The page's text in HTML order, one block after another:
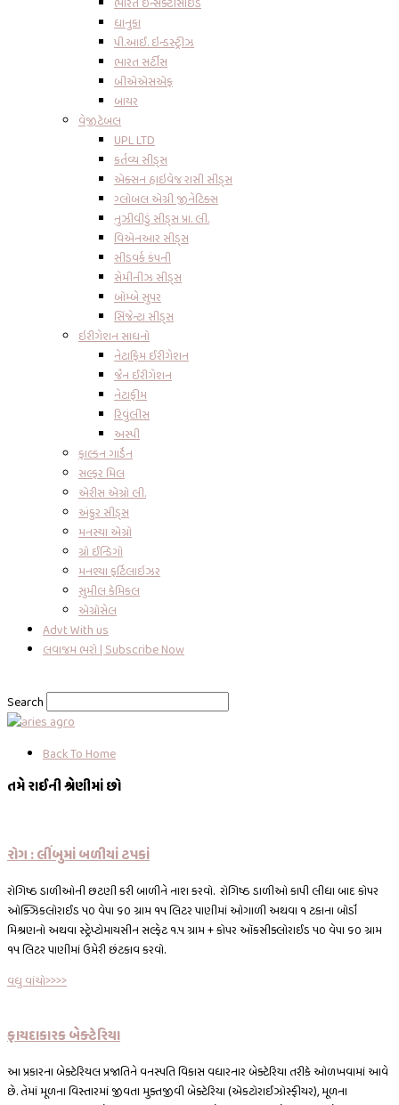
ધાનુકા
પી.આઈ. ઇન્ડસ્ટ્રીઝ
ભારત સર્ટીસ
બીએએસએફ
બાયર
વેજીટેબલ
UPL LTD
કર્તવ્ય સીડ્સ
એક્સન હાઇવેજ રાસી સીડ્સ
ગ્લોબલ એગ્રી જીનેટિક્સ
નુઝીવીડું સીડ્સ પ્રા. લી.
વિએનઆર સીડ્સ
સીડવર્ક કંપની
સેમીનીઝ સીડ્સ
બોમ્બે સુપર
સિંજેન્ટા સીડ્સ
ઇરીગેશન સાધનો
નેટાફિમ ઈરીગેશન
જૈન ઈરીગેશન
નેટાફીમ
રિવુંલીસ
અસ્પી
ફાલ્કન ગાર્ડેન
સલ્ફર મિલ
એરીસ એગ્રો લી.
અંકુર સીડ્સ
મનસ્યા એગ્રો
ગ્રો ઈન્ડિગો
મનશ્યા ફર્ટિલાઇઝર
સુમીલ કેમિકલ
એગ્રોસેલ
Advt With us
લવાજમ ભરો | Subscribe Now
Search
Back To Home
તમે રાઈની શ્રેણીમાં છો
રોગ : લીંબુમાં બળીયાં ટપકાં
રોગિષ્ઠ ડાળીઓની છટણી કરી બાળીને નાશ કરવો. રોગિષ્ઠ ડાળીઓ કાપી લીધા બાદ કોપર
ઓક્ઝિકલોરાઈડ ૫૦ વેપા ૬૦ ગ્રામ ૧૫ લિટર પાણીમાં ઓગાળી અથવા ૧ ટકાના બોર્ડો
મિશ્રણનો અથવા સ્ટ્રેપ્ટોમાયસીન સલ્ફેટ ૧.૫ ગ્રામ + કોપર ઑકસીક્લોરાઈડ ૫૦ વેપા ૬૦ ગ્રામ
૧૫ લિટર પાણીમાં ઉમેરી છંટકાવ કરવો.
વધુ વાંચો>>>>
ફાયદાકારક બેક્ટેરિયા
આ પ્રકારના બેક્ટેરિયલ પ્રજાતિને વનસ્પતિ વિકાસ વધારનાર બેક્ટેરિયા તરીકે ઓળખવામાં આવે
છે. તેમાં મૂળના વિસ્તારમાં જીવતા મુક્તજીવી બેક્ટેરિયા (એકટોરાઈઝોસ્ફીયર), મૂળના